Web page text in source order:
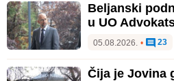
Beljanski
u UO
05.08.2026. • 23
Čija je Jovina